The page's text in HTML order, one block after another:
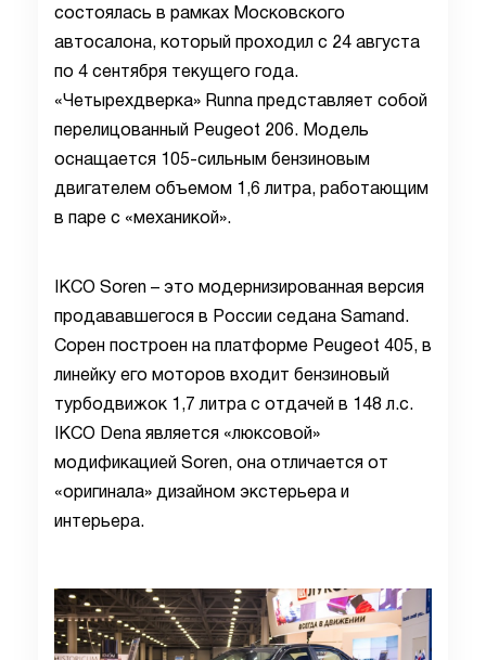
состоялась в рамках Московского
автосалона, который проходил с 24 августа
по 4 сентября текущего года.
«Четырехдверка» Runna представляет собой
перелицованный Peugeot 206. Модель
оснащается 105-сильным бензиновым
двигателем объемом 1,6 литра, работающим
в паре с «механикой».
IKCO Soren – это модернизированная версия
продававшегося в России седана Samand.
Сорен построен на платформе Peugeot 405, в
линейку его моторов входит бензиновый
турбодвижок 1,7 литра с отдачей в 148 л.с.
IKCO Dena является «люксовой»
модификацией Soren, она отличается от
«оригинала» дизайном экстерьера и
интерьера.